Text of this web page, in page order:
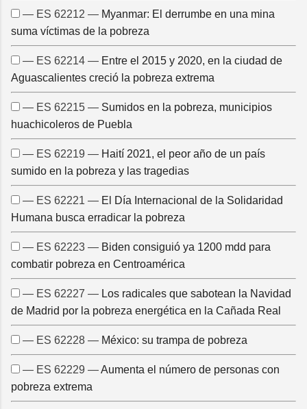
— ES 62212 — Myanmar: El derrumbe en una mina
suma víctimas de la pobreza
— ES 62214 — Entre el 2015 y 2020, en la ciudad de
Aguascalientes creció la pobreza extrema
— ES 62215 — Sumidos en la pobreza, municipios
huachicoleros de Puebla
— ES 62219 — Haití 2021, el peor año de un país
sumido en la pobreza y las tragedias
— ES 62221 — El Día Internacional de la Solidaridad
Humana busca erradicar la pobreza
— ES 62223 — Biden consiguió ya 1200 mdd para
combatir pobreza en Centroamérica
— ES 62227 — Los radicales que sabotean la Navidad
de Madrid por la pobreza energética en la Cañada Real
— ES 62228 — México: su trampa de pobreza
— ES 62229 —Aumenta el número de personas con
pobreza extrema